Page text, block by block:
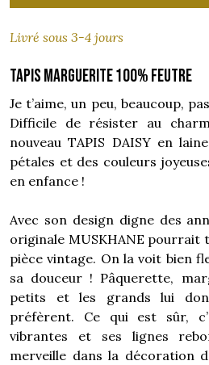
Livré sous 3-4 jours
Tapis marguerite 100% feutre
Je t’aime, un peu, beaucoup,
Difficile de résister au
nouveau TAPIS DAISY en
pétales et des couleurs
en enfance !
Avec son design digne des
originale MUSKHANE pourrait
pièce vintage. On la voit bien
sa douceur ! Pâquerette,
petits et les grands lui
préfèrent. Ce qui est sûr,
vibrantes et ses lignes
merveille dans la décoration